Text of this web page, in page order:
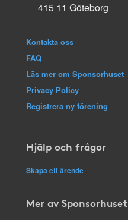
415 11 Göteborg
Kontakta oss
FAQ
Läs mer om Sponsorhuset
Privacy Policy
Registrera ny förening
Hjälp och frågor
Skapa ett ärende
Mer av Sponsorhuset